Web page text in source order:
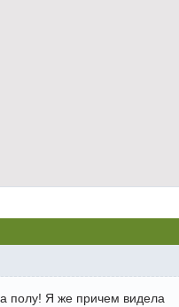
полу! Я же причем видела